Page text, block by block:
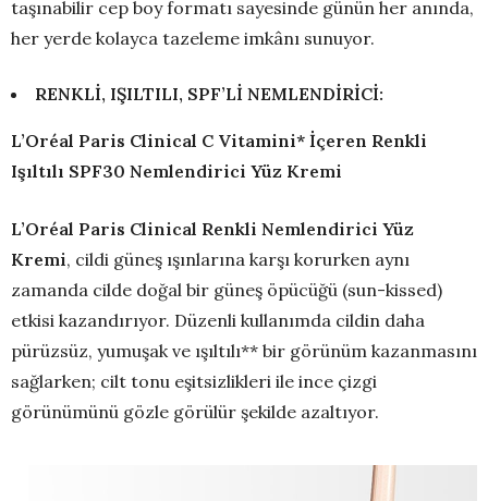
taşınabilir cep boy formatı sayesinde günün her anında,
her yerde kolayca tazeleme imkânı sunuyor.
RENKLİ, IŞILTILI, SPF’Lİ NEMLENDİRİCİ:
L’Oréal Paris Clinical C Vitamini* İçeren Renkli
Işıltılı SPF30 Nemlendirici Yüz Kremi
L’Oréal Paris Clinical Renkli Nemlendirici Yüz
Kremi, cildi güneş ışınlarına karşı korurken aynı
zamanda cilde doğal bir güneş öpücüğü (sun-kissed)
etkisi kazandırıyor. Düzenli kullanımda cildin daha
pürüzsüz, yumuşak ve ışıltılı** bir görünüm kazanmasını
sağlarken; cilt tonu eşitsizlikleri ile ince çizgi
görünümünü gözle görülür şekilde azaltıyor.